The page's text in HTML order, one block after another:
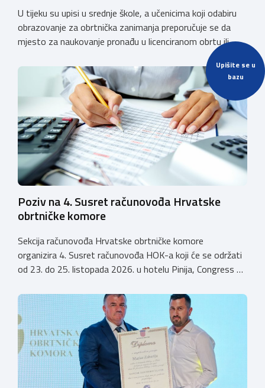
Upišite se u
bazu
U tijeku su upisi u srednje škole, a učenicima koji odabiru
obrazovanje za obrtnička zanimanja preporučuje se da
mjesto za naukovanje pronađu u licenciranom obrtu ili
pravnoj osobi. Hrvatska obrtnička komora poziva obrtnike
koji još nemaju licenciju da pokrenu postupak
licenciranja kako bi budućim učenicima omogućili
kvalitetno i sigurno stjecanje praktičnih znanja, a
istodobno ulagali u razvoj […]
Poziv na 4. Susret računovođa Hrvatske
obrtničke komore
Sekcija računovođa Hrvatske obrtničke komore
organizira 4. Susret računovođa HOK-a koji će se održati
od 23. do 25. listopada 2026. u hotelu Pinija, Congress &
otvoren u petak, 23. listopada 2026. u
poslijepodnevnim, uz uvodno predavanje i pozdrav
domaćina. Tijekom subote, 24. listopada, održavat će se
predavanja, interaktivne radionice te okrugli stolovi na
aktualne teme. […]